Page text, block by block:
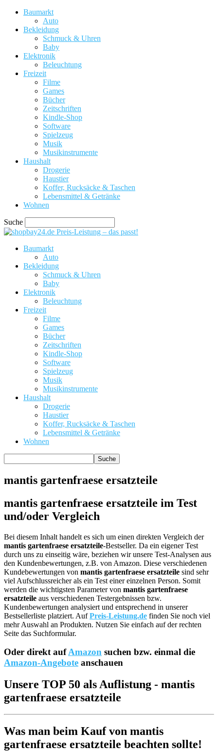
Baumarkt
Auto
Bekleidung
Schmuck & Uhren
Baby
Elektronik
Beleuchtung
Freizeit
Filme
Games
Bücher
Zeitschriften
Kindle-Shop
Software
Spielzeug
Musik
Musikinstrumente
Haushalt
Drogerie
Haustier
Koffer, Rucksäcke & Taschen
Lebensmittel & Getränke
Wohnen
Suche
Preis-Leistung – das passt!
Baumarkt
Auto
Bekleidung
Schmuck & Uhren
Baby
Elektronik
Beleuchtung
Freizeit
Filme
Games
Bücher
Zeitschriften
Kindle-Shop
Software
Spielzeug
Musik
Musikinstrumente
Haushalt
Drogerie
Haustier
Koffer, Rucksäcke & Taschen
Lebensmittel & Getränke
Wohnen
mantis gartenfraese ersatzteile
mantis gartenfraese ersatzteile im Test
und/oder Vergleich
Bei diesem Inhalt handelt es sich um einen direkten Vergleich der
mantis gartenfraese ersatzteile-Bestseller. Da ein eigener Test
durch uns zu einseitig wäre, beziehen wir unsere Test-Analysen aus
den Kundenbewertungen, z.B. von Amazon. Diese verschiedenen
Kundebewertungen von mantis gartenfraese ersatzteile sind sehr
viel Aufschlussreicher als ein Test einer einzelnen Person. Somit
werden die wichtigsten Parameter von mantis gartenfraese
ersatzteile aus verschiedenen Testergebnissen bzw.
Kundenbewertungen analysiert und entsprechend in unserer
Bestsellerliste platziert. AufPreis-Leistung.de finden Sie noch viel
mehr Auswahl an Produkten. Nutzen Sie einfach auf der rechten
Seite das Suchformular.
Oder direkt aufAmazon suchen bzw. einmal die
Amazon-Angebote anschauen
Unsere TOP 50 als Auflistung - mantis
gartenfraese ersatzteile
Was man beim Kauf von mantis
gartenfraese ersatzteile beachten sollte!